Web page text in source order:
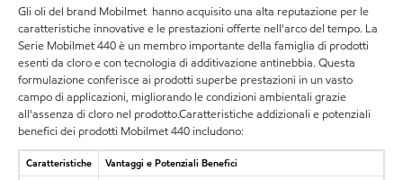
Gli oli del brand Mobilmet hanno acquisito una alta reputazione per le
caratteristiche innovative e le prestazioni offerte nell'arco del tempo. La
Serie Mobilmet 440 è un membro importante della famiglia di prodotti
esenti da cloro e con tecnologia di additivazione antinebbia. Questa
formulazione conferisce ai prodotti superbe prestazioni in un vasto
campo di applicazioni, migliorando le condizioni ambientali grazie
all'assenza di cloro nel prodotto.Caratteristiche addizionali e potenziali
benefici dei prodotti Mobilmet 440 includono:
Caratteristiche
Vantaggi e Potenziali Benefici